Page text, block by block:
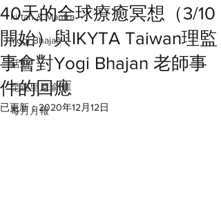
kirtan & Mantra
Yogi Bhajan
活動
昆達里尼瑜伽
每月月報
40天的全球療癒冥想（3/10
開始）與IKYTA Taiwan理監
事會對Yogi Bhajan 老師事
件的回應
已更新：2020年12月12日